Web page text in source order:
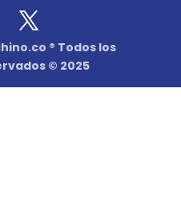
® Todos los
© 2025